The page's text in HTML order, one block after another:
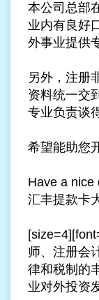
本公司总部
业内有良好
外事业提供
另外，注册
资料统一交
专业负责谈
希望能助您
Have a nice
汇丰提款卡
师、注册会
律和税制的
业对外投资